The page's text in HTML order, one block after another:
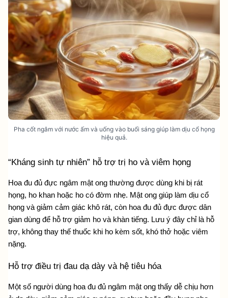
Pha cốt ngâm với nước ấm và uống vào buổi sáng giúp làm dịu cổ họng
hiệu quả.
“Kháng sinh tự nhiên” hỗ trợ trị ho và viêm họng
Hoa đu đủ đực ngâm mật ong thường được dùng khi bị rát
họng, ho khan hoặc ho có đờm nhẹ. Mật ong giúp làm dịu cổ
họng và giảm cảm giác khô rát, còn hoa đu đủ đực được dân
gian dùng để hỗ trợ giảm ho và khàn tiếng. Lưu ý đây chỉ là hỗ
trợ, không thay thế thuốc khi ho kèm sốt, khó thở hoặc viêm
nặng.
Hỗ trợ điều trị đau dạ dày và hệ tiêu hóa
Một số người dùng hoa đu đủ ngâm mật ong thấy dễ chịu hơn